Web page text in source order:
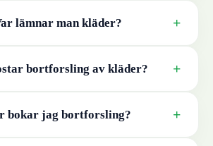
lämnar man kläder? +
bortforsling av kläder? +
bokar jag bortforsling? +